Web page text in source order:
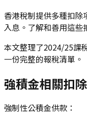
香港稅制提供多種扣
入息。了解和善用這些
本文整理了2024/25課
一份完整的報稅清單。
強積金相關扣除
強制性公積金供款：